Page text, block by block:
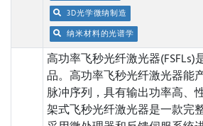
3D光学微纳制造
纳米材料的光谱学
高功率飞秒光纤激光器(FSFLs)
品。高功率飞秒光纤激光器能
脉冲序列，具有输出功率高、
架式飞秒光纤激光器是一款完